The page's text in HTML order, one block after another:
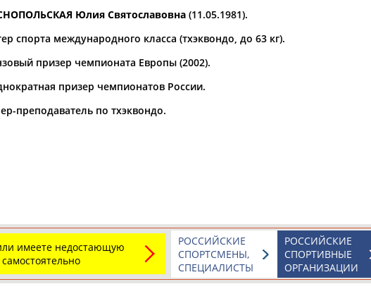
* для действующих спортсменов
проживания
рождения
Юлия Святославовна (11.05.1981).
спорта международного класса (тхэквондо, до 63 кг).
призер чемпионата Европы (2002).
призер чемпионатов России.
преподаватель по тхэквондо.
имеете недостающую
РОССИЙСКИЕ
СПОРТИВНЫЕ
ОРГАНИЗАЦИИ
РОССИЙСКИЕ
СПОРТСМЕНЫ,
СПЕЦИАЛИСТЫ